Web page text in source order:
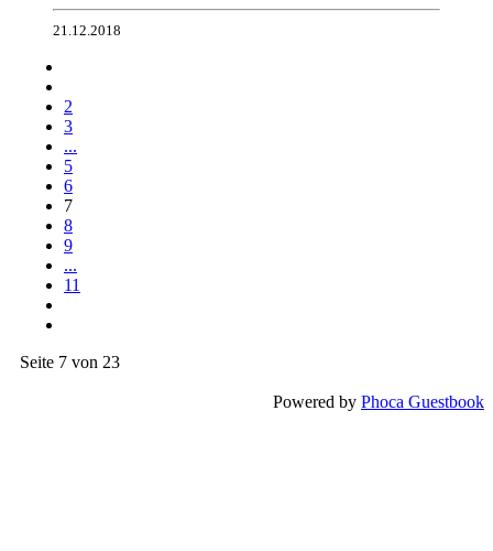
21.12.2018
2
3
...
5
6
7
8
9
...
11
Seite 7 von 23
Powered by Phoca Guestbook